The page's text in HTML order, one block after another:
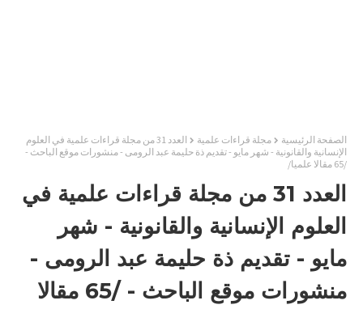
الصفحة الرئيسية مجلة قراءات علمية
العدد 31 من مجلة قراءات علمية في العلوم
الإنسانية والقانونية - شهر مايو - تقديم ذة حليمة عبد الرومى - منشورات موقع الباحث -
/65 مقالا علميا/
العدد 31 من مجلة قراءات علمية في
العلوم الإنسانية والقانونية - شهر
مايو - تقديم ذة حليمة عبد الرومى -
منشورات موقع الباحث - /65 مقالا